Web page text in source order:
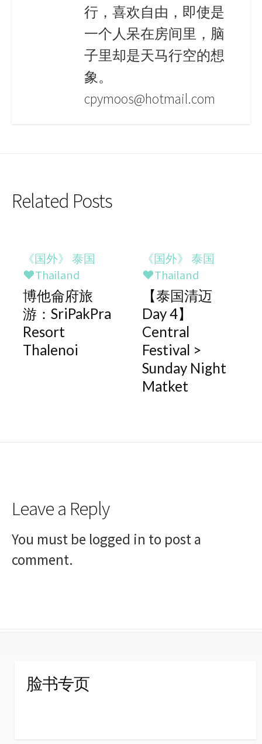
行，喜欢自由，即使是
一个人呆在房间里，脑
子里却是天马行空的想
象。
cpymoos@hotmail.com
Related Posts
《国外》 泰国
♥Thailand
博他侖府旅
游：SriPakPra
Resort
Thalenoi
《国外》 泰国
♥Thailand
【泰国清迈
Day 4】
Central
Festival >
Sunday Night
Matket
Leave a Reply
You must be logged in to post a
comment.
脸书专页